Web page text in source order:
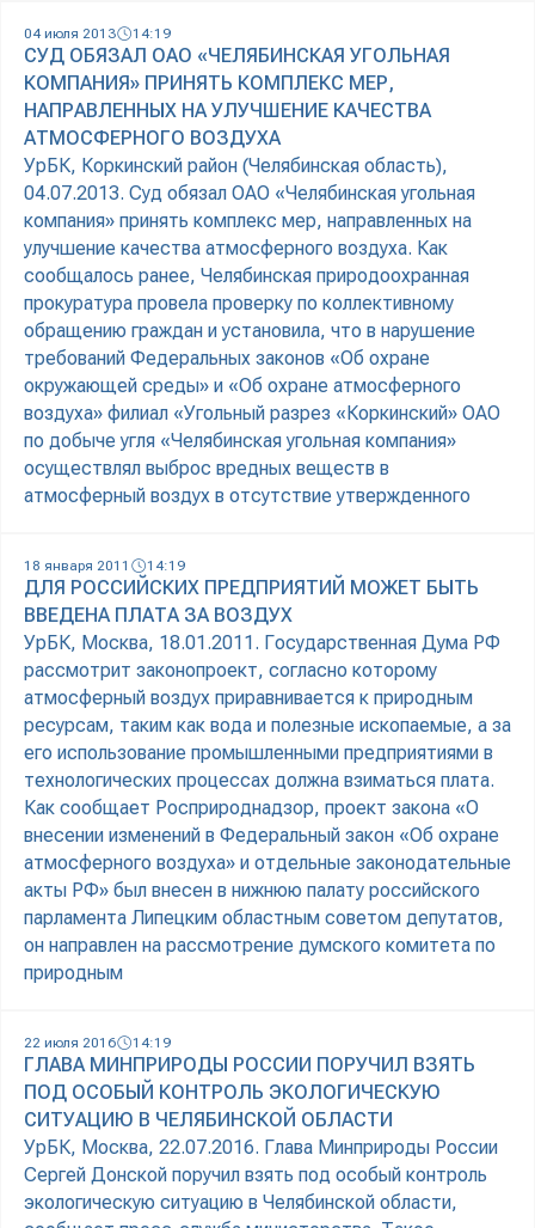
04 июля 2013 14:19
СУД ОБЯЗАЛ ОАО «ЧЕЛЯБИНСКАЯ УГОЛЬНАЯ
КОМПАНИЯ» ПРИНЯТЬ КОМПЛЕКС МЕР,
НАПРАВЛЕННЫХ НА УЛУЧШЕНИЕ КАЧЕСТВА
АТМОСФЕРНОГО ВОЗДУХА
УрБК, Коркинский район (Челябинская область),
04.07.2013. Суд обязал ОАО «Челябинская угольная
компания» принять комплекс мер, направленных на
улучшение качества атмосферного воздуха. Как
сообщалось ранее, Челябинская природоохранная
прокуратура провела проверку по коллективному
обращению граждан и установила, что в нарушение
требований Федеральных законов «Об охране
окружающей среды» и «Об охране атмосферного
воздуха» филиал «Угольный разрез «Коркинский» ОАО
по добыче угля «Челябинская угольная компания»
осуществлял выброс вредных веществ в
атмосферный воздух в отсутствие утвержденного
18 января 2011 14:19
ДЛЯ РОССИЙСКИХ ПРЕДПРИЯТИЙ МОЖЕТ БЫТЬ
ВВЕДЕНА ПЛАТА ЗА ВОЗДУХ
УрБК, Москва, 18.01.2011. Государственная Дума РФ
рассмотрит законопроект, согласно которому
атмосферный воздух приравнивается к природным
ресурсам, таким как вода и полезные ископаемые, а за
его использование промышленными предприятиями в
технологических процессах должна взиматься плата.
Как сообщает Росприроднадзор, проект закона «О
внесении изменений в Федеральный закон «Об охране
атмосферного воздуха» и отдельные законодательные
акты РФ» был внесен в нижнюю палату российского
парламента Липецким областным советом депутатов,
он направлен на рассмотрение думского комитета по
природным
22 июля 2016 14:19
ГЛАВА МИНПРИРОДЫ РОССИИ ПОРУЧИЛ ВЗЯТЬ
ПОД ОСОБЫЙ КОНТРОЛЬ ЭКОЛОГИЧЕСКУЮ
СИТУАЦИЮ В ЧЕЛЯБИНСКОЙ ОБЛАСТИ
УрБК, Москва, 22.07.2016. Глава Минприроды России
Сергей Донской поручил взять под особый контроль
экологическую ситуацию в Челябинской области,